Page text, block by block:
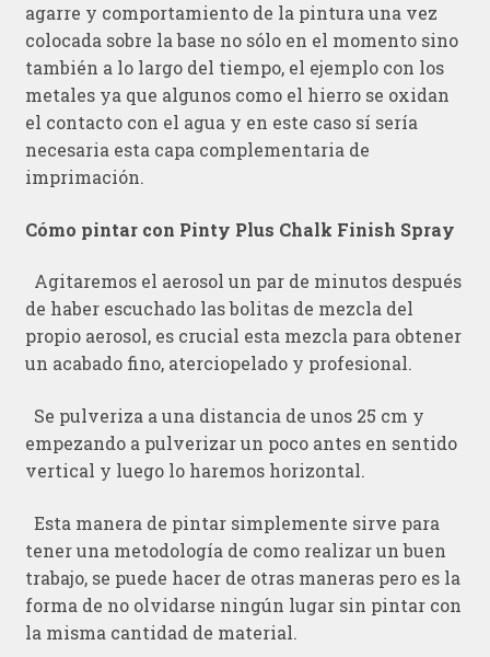
agarre y comportamiento de la pintura una vez
colocada sobre la base no sólo en el momento sino
también a lo largo del tiempo, el ejemplo con los
metales ya que algunos como el hierro se oxidan
el contacto con el agua y en este caso sí sería
necesaria esta capa complementaria de
imprimación.
Cómo pintar con Pinty Plus Chalk Finish Spray
Agitaremos el aerosol un par de minutos después
de haber escuchado las bolitas de mezcla del
propio aerosol, es crucial esta mezcla para obtener
un acabado fino, aterciopelado y profesional.
Se pulveriza a una distancia de unos 25 cm y
empezando a pulverizar un poco antes en sentido
vertical y luego lo haremos horizontal.
Esta manera de pintar simplemente sirve para
tener una metodología de como realizar un buen
trabajo, se puede hacer de otras maneras pero es la
forma de no olvidarse ningún lugar sin pintar con
la misma cantidad de material.